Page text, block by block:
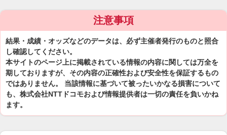
注意事項
結果・成績・オッズなどのデータは、必ず主催者発行のものと照合
し確認してください。
本サイトのページ上に掲載されている情報の内容に関しては万全を
期しておりますが、その内容の正確性および安全性を保証するもの
ではありません。 当該情報に基づいて被ったいかなる損害について
も、株式会社NTTドコモおよび情報提供者は一切の責任を負いかね
ます。